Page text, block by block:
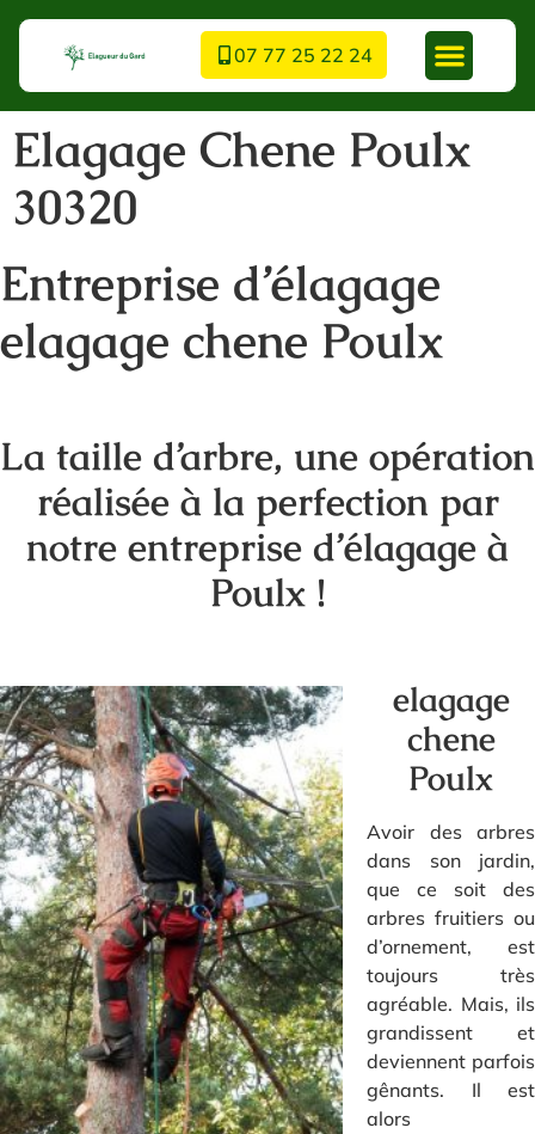
07 77 25 22 24
Elagage Chene Poulx
30320
Entreprise d’élagage
elagage chene Poulx
La taille d’arbre, une opération
réalisée à la perfection par
notre entreprise d’élagage à
Poulx !
elagage
chene
Poulx
Avoir des arbres
dans son jardin,
que ce soit des
arbres fruitiers ou
d’ornement, est
toujours très
agréable. Mais, ils
grandissent et
deviennent parfois
gênants. Il est
alors